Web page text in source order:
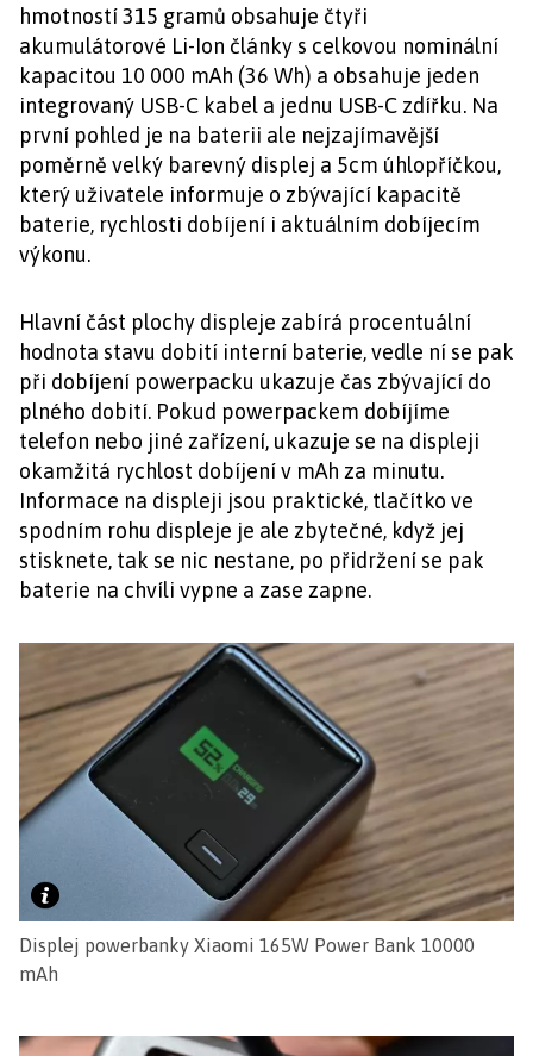
hmotností 315 gramů obsahuje čtyři
akumulátorové Li-Ion články s celkovou nominální
kapacitou 10 000 mAh (36 Wh) a obsahuje jeden
integrovaný USB-C kabel a jednu USB-C zdířku. Na
první pohled je na baterii ale nejzajímavější
poměrně velký barevný displej a 5cm úhlopříčkou,
který uživatele informuje o zbývající kapacitě
baterie, rychlosti dobíjení i aktuálním dobíjecím
výkonu.
Hlavní část plochy displeje zabírá procentuální
hodnota stavu dobití interní baterie, vedle ní se pak
při dobíjení powerpacku ukazuje čas zbývající do
plného dobití. Pokud powerpackem dobíjíme
telefon nebo jiné zařízení, ukazuje se na displeji
okamžitá rychlost dobíjení v mAh za minutu.
Informace na displeji jsou praktické, tlačítko ve
spodním rohu displeje je ale zbytečné, když jej
stisknete, tak se nic nestane, po přidržení se pak
baterie na chvíli vypne a zase zapne.
Displej powerbanky Xiaomi 165W Power Bank 10000
mAh